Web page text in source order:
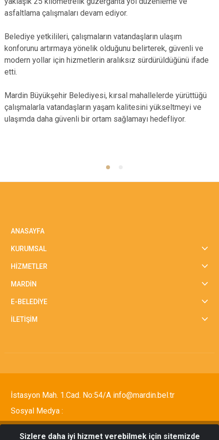
asfaltlama çalışmaları devam ediyor.
Belediye yetkilileri, çalışmaların vatandaşların ulaşım
konforunu artırmaya yönelik olduğunu belirterek, güvenli ve
modern yollar için hizmetlerin aralıksız sürdürüldüğünü ifade
etti.
Mardin Büyükşehir Belediyesi, kırsal mahallelerde yürüttüğü
çalışmalarla vatandaşların yaşam kalitesini yükseltmeyi ve
ulaşımda daha güvenli bir ortam sağlamayı hedefliyor.
ANASAYFA
KURUMSAL
HİZMETLER
MARDİN
E-BELEDİYE
İLETİŞİM
İstasyon Mah. 1.Cad. No:54/A info@mardin.bel.tr
Sosyal Medya :
Sizlere daha iyi hizmet verebilmek için sitemizde